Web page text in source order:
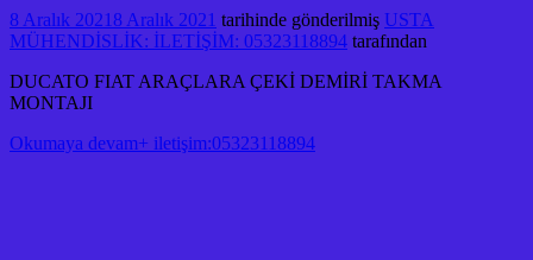
8 Aralık 2021 8 Aralık 2021 tarihinde gönderilmiş USTA
MÜHENDİSLİK: İLETİŞİM: 05323118894 tarafından
DUCATO FIAT ARAÇLARA ÇEKİ DEMİRİ TAKMA
MONTAJI
Okumaya devam+ iletişim:05323118894